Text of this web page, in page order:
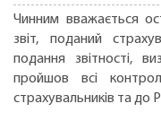
Чинним вважається
звіт, поданий
подання звітності,
пройшов всі
страхувальників та до